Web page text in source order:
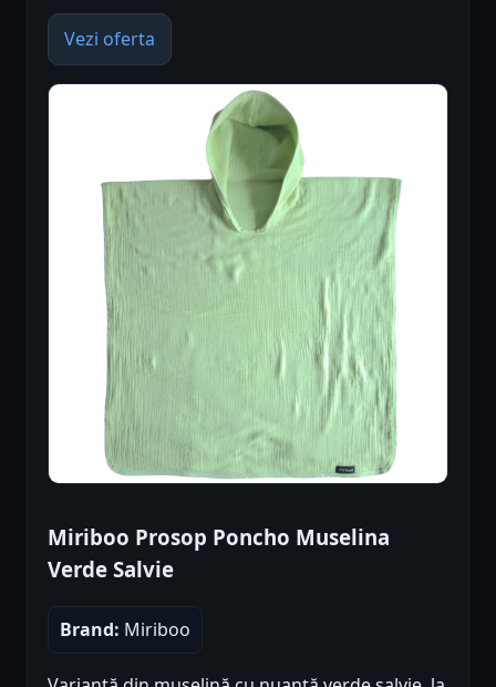
Vezi oferta
Miriboo Prosop Poncho Muselina
Verde Salvie
Brand: Miriboo